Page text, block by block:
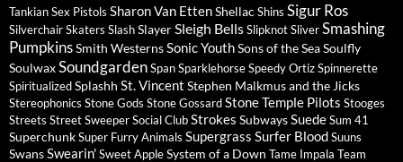
TankianSex Pistols Sharon Van EttenShellac Shins Sigur Ros
SilverchairSkaters SlashSlayerSleigh BellsSlipknotSliverSmashing
PumpkinsSmith WesternsSonic YouthSons of the SeaSoulfly
SoulwaxSoundgardenSpanSparklehorseSpeedy OrtizSpinnerette
SpiritualizedSplashh St. Vincent Stephen Malkmus and the Jicks
Stereophonics Stone Gods Stone GossardStone Temple Pilots Stooges
Streets Street Sweeper Social ClubStrokes SubwaysSuedeSum 41
SuperchunkSuper Furry Animals Supergrass Surfer BloodSuuns
SwansSwearin'Sweet AppleSystem of a Down Tame Impala Team